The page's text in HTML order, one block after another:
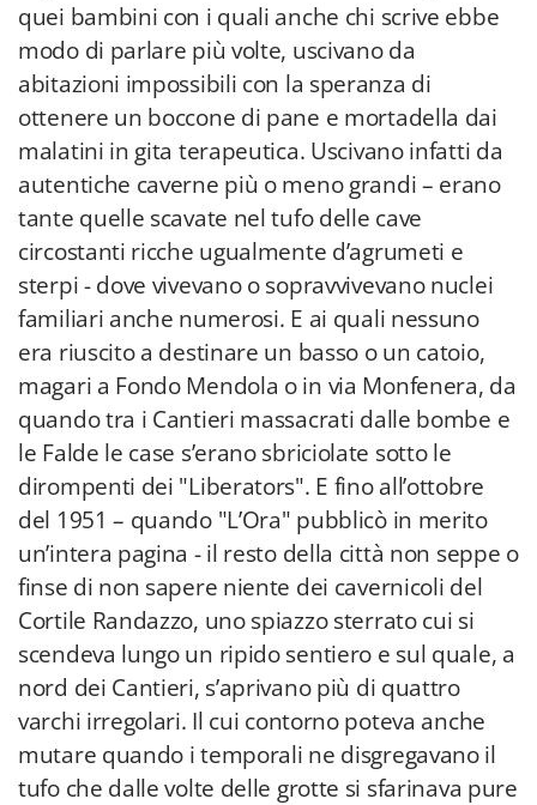
quei bambini con i quali anche chi scrive ebbe
modo di parlare più volte, uscivano da
abitazioni impossibili con la speranza di
ottenere un boccone di pane e mortadella dai
malatini in gita terapeutica. Uscivano infatti da
autentiche caverne più o meno grandi – erano
tante quelle scavate nel tufo delle cave
circostanti ricche ugualmente d’agrumeti e
sterpi - dove vivevano o sopravvivevano nuclei
familiari anche numerosi. E ai quali nessuno
era riuscito a destinare un basso o un catoio,
magari a Fondo Mendola o in via Monfenera, da
quando tra i Cantieri massacrati dalle bombe e
le Falde le case s’erano sbriciolate sotto le
dirompenti dei "Liberators". E fino all’ottobre
del 1951 – quando "L’Ora" pubblicò in merito
un’intera pagina - il resto della città non seppe o
finse di non sapere niente dei cavernicoli del
Cortile Randazzo, uno spiazzo sterrato cui si
scendeva lungo un ripido sentiero e sul quale, a
nord dei Cantieri, s’aprivano più di quattro
varchi irregolari. Il cui contorno poteva anche
mutare quando i temporali ne disgregavano il
tufo che dalle volte delle grotte si sfarinava pure